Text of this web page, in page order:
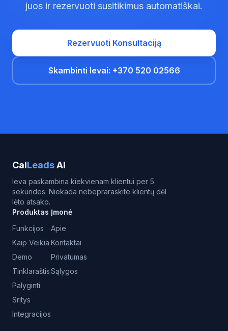
juos ir rezervuoti susitikimus automatiškai.
Rezervuoti Konsultaciją
Skambinti Ievai: +370 520 02566
CalLeadsAI
Ieva paskambina kiekvienam klientui per 5
sekundes. Niekada nebepraraskite klientų dėl
lėto atsako.
Produktas
Funkcijos
Kaip Veikia
Demo
Tinklaraštis
Palyginti
Sritys
Integracijos
Įmonė
Apie
Kontaktai
Privatumas
Sąlygos